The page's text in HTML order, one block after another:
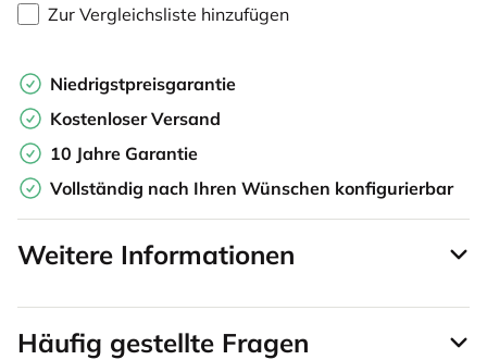
Zur Vergleichsliste hinzufügen
Niedrigstpreisgarantie
Kostenloser Versand
10 Jahre Garantie
Vollständig nach Ihren Wünschen konfigurierbar
Weitere Informationen
Häufig gestellte Fragen